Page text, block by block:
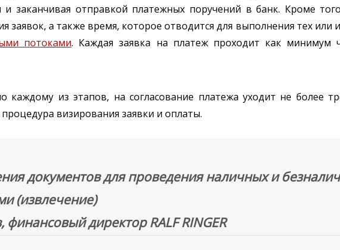
и заканчивая отправкой платежных поручений в банк. Кроме
заявок, а также время, которое отводится для выполнения тех или
потоками. Каждая заявка на платеж проходит как минимум
каждому из этапов, на согласование платежа уходит не более
визирования заявки и оплаты.
документов для проведения наличных и
(извлечение)
директор RALF RINGER